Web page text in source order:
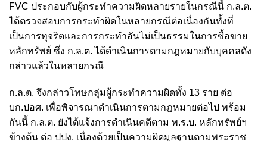
FVC ประกอบกับผู้กระทำความผิดหลายรายในกรณีนี้ ก.ล.ต.
ได้ตรวจสอบการกระทำผิดในหลายกรณีต่อเนื่องกันทั้งที่
เป็นการทุจริตและการกระทำอันไม่เป็นธรรมในการซื้อขาย
หลักทรัพย์ ซึ่ง ก.ล.ต. ได้ดำเนินการตามกฎหมายกับบุคคลดัง
กล่าวแล้วในหลายกรณี
ก.ล.ต. จึงกล่าวโทษกลุ่มผู้กระทำความผิดทั้ง 13 ราย ต่อ
บก.ปอศ. เพื่อพิจารณาดำเนินการตามกฎหมายต่อไป พร้อม
กันนี้ ก.ล.ต. ยังได้แจ้งการดำเนินคดีตาม พ.ร.บ. หลักทรัพย์ฯ
ข้างต้น ต่อ ปปง. เนื่องด้วยเป็นความผิดมูลฐานตามพระราช